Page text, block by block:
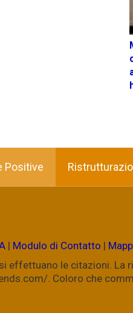
Positive
| Modulo di Contatto |
effettuano le citazioni. La
. Coloro che